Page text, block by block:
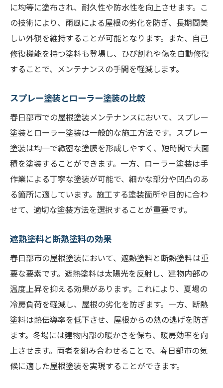
に均等に塗布され、耐久性や防水性を向上させます。こ
の技術により、雨風による屋根の劣化を防ぎ、長期間美
しい外観を維持することが可能となります。また、自己
修復機能を持つ塗料も登場し、ひび割れや傷を自動修復
することで、メンテナンスの手間を軽減します。
スプレー塗装とローラー塗装の比較
春日部市での屋根塗装メンテナンスにおいて、スプレー
塗装とローラー塗装は一般的な施工方法です。スプレー
塗装は均一で緻密な塗膜を形成しやすく、短時間で大面
積を塗装することができます。一方、ローラー塗装は手
作業による丁寧な塗装が可能で、細かな部分や凹凸のあ
る箇所に適しています。施工する塗装箇所や目的に合わ
せて、適切な塗装方法を選択することが重要です。
遮熱塗料と断熱塗料の効果
春日部市の屋根塗装において、遮熱塗料と断熱塗料は重
要な要素です。遮熱塗料は太陽光を反射し、建物内部の
温度上昇を抑える効果があります。これにより、夏場の
冷房負荷を軽減し、屋根の劣化を防ぎます。一方、断熱
塗料は熱伝導率を低下させ、屋根からの熱の逃げを防ぎ
ます。冬場には建物内部の暖かさを保ち、暖房効率を向
上させます。両者を組み合わせることで、春日部市の気
候に適した屋根塗装を実現することができます。